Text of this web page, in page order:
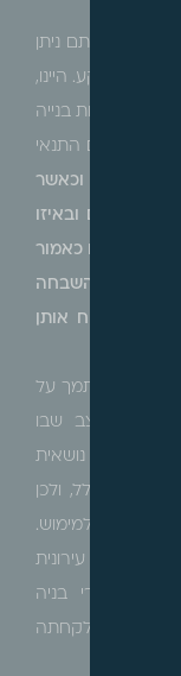
אותם ניתן
מעל הקרקע. היינו,
זכויות בנייה
רק אם התנאי
כי אם וכאשר
לבדוק האם ובאיזו
שאושרו כאמור
עמן השבחה
מכוח אותן
ת"א, בהסתמך על
מדובר במצב שבו
תכנית נושאית
בניה כלל, ולכן
לא ניתנות למימוש.
כלל עירונית
היתרי בניה
ולכן אין לקחתה